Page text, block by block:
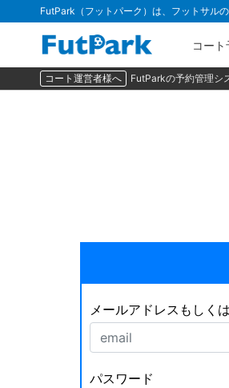
FutPark（フットパーク）は、フットサル
コート
コート運営者様へ FutParkの予約管理シ
メールアドレスもしく
パスワード